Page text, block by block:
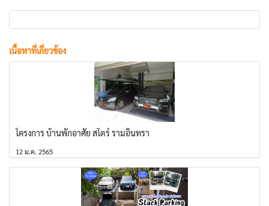
เนื้อหาที่เกี่ยวข้อง
โครงการ บ้านพักอาศัย สโตร์ รามอินทรา
12 ม.ค. 2565